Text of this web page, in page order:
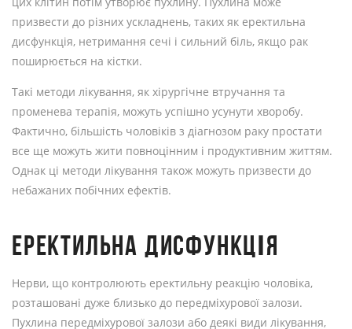
призвести до різних ускладнень, таких як еректильна
дисфункція, нетримання сечі і сильний біль, якщо рак
поширюється на кістки.
Такі методи лікування, як хірургічне втручання та
променева терапія, можуть успішно усунути хворобу.
Фактично, більшість чоловіків з діагнозом раку простати
все ще можуть жити повноцінним і продуктивним життям.
Однак ці методи лікування також можуть призвести до
небажаних побічних ефектів.
ЕРЕКТИЛЬНА ДИСФУНКЦІЯ
Нерви, що контролюють еректильну реакцію чоловіка,
розташовані дуже близько до передміхурової залози.
Пухлина передміхурової залози або деякі види лікування,